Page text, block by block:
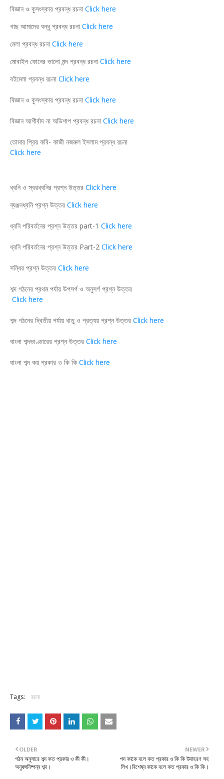
বিজ্ঞান ও কুসংস্কার প্রবন্ধ রচনা Click here
গাছ আমাদের বন্ধু প্রবন্ধ রচনা Click here
মেলা প্রবন্ধ রচনা Click here
মোবাইল ফোনের ভালো মন্দ প্রবন্ধ রচনা Click here
বইমেলা প্রবন্ধ রচনা Click here
বিজ্ঞান ও কুসংস্কার প্রবন্ধ রচনা Click here
বিজ্ঞান আশীর্বাদ না অভিশাপ প্রবন্ধ রচনা Click here
তোমার প্রিয় কবি- কাজী নজরুল ইসলাম প্রবন্ধ রচনা
Click here
ধ্বনি ও স্বরধ্বনির প্রশ্ন উত্তর Click here
ব্যঞ্জনধ্বনি প্রশ্ন উত্তর Click here
ধ্বনি পরিবর্তনের প্রশ্ন উত্তর part-1 Click here
ধ্বনি পরিবর্তনের প্রশ্ন উত্তর Part-2 Click here
সন্ধির প্রশ্ন উত্তর Click here
শব্দ গঠনের প্রথম পর্যায় উপসর্গ ও অনুসর্গ প্রশ্ন উত্তর
Click here
শব্দ গঠনের দ্বিতীয় পর্যায় ধাতু ও প্রত্যয় প্রশ্ন উত্তর Click here
বাংলা শব্দভাণ্ডারের প্রশ্ন উত্তর Click here
বাংলা শব্দ কয় প্রকার ও কি কি Click here
Tags: রচনা
NEWER
পদ কাকে বলে কত প্রকার ও কি কি উদাহরণ সহ
লিখ।বিশেষ্য কাকে বলে কত প্রকার ও কি কি।
OLDER
গঠন অনুসারে শব্দ কত প্রকার ও কী কী।
অনুষঙ্গনিষ্পন্ন শব্দ।